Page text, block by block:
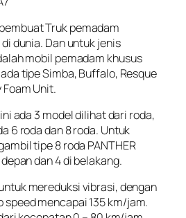
Truk pemadam
dunia. Dan untuk jenis
mobil pemadam khusus
tipe Simba, Buffalo, Resque
Unit.
ada 3 model dilihat dari roda,
6 roda dan 8 roda. Untuk
tipe 8 roda PANTHER
dan 4 di belakang.
mereduksi vibrasi, dengan
mencapai 135 km/jam.